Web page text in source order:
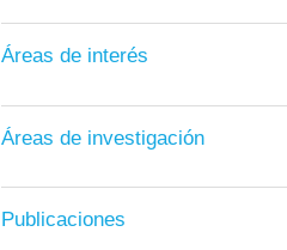
Áreas de interés
Áreas de investigación
Publicaciones